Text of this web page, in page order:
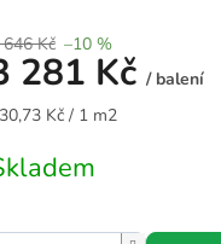
Kč –10 %
281 Kč / balení
Kč / 1 m2